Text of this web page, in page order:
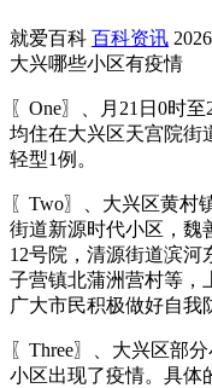
就爱百科 百科资讯
大兴哪些小区有疫情
〖One〗、月21日0时
均住在大兴区天宫院街
轻型1例。
〖Two〗、大兴区黄村
街道新源时代小区，魏
12号院，清源街道滨河
子营镇北蒲洲营村等，
广大市民积极做好自我
〖Three〗、大兴区部
小区出现了疫情。具体